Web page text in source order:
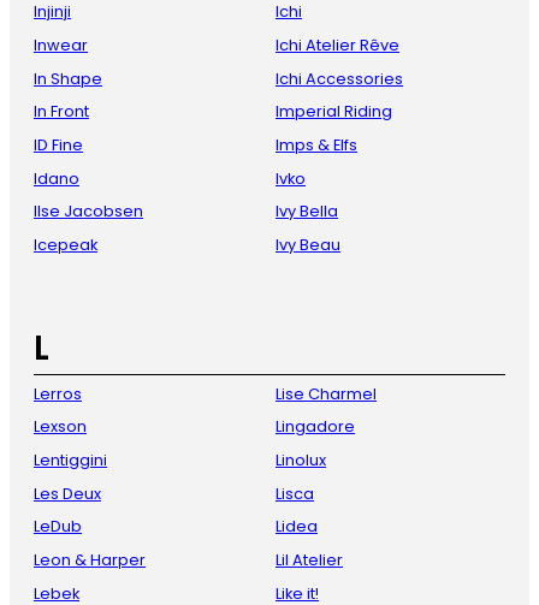
Injinji
Inwear
In Shape
In Front
ID Fine
Idano
Ilse Jacobsen
Icepeak
Ichi
Ichi Atelier Rêve
Ichi Accessories
Imperial Riding
Imps & Elfs
Ivko
Ivy Bella
Ivy Beau
L
Lerros
Lexson
Lentiggini
Les Deux
LeDub
Leon & Harper
Lebek
Lise Charmel
Lingadore
Linolux
Lisca
Lidea
Lil Atelier
Like it!